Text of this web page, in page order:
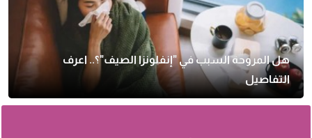
هل المروحة السبب في "إنفلونزا الصيف"؟.. اعرف
التفاصيل